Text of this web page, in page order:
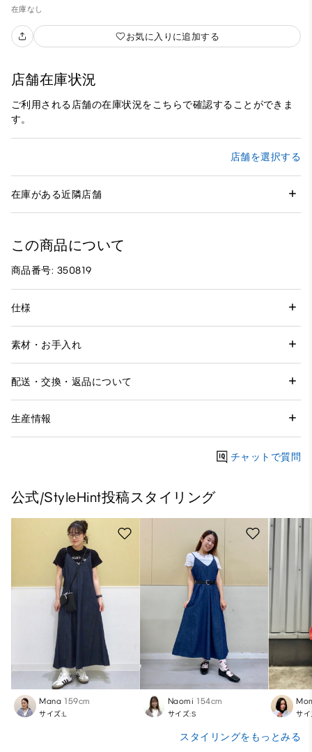
在庫なし
お気に入りに追加する
店舗在庫状況
ご利用される店舗の在庫状況をこちらで確認することができま
す。
店舗を選択する
在庫がある近隣店舗
この商品について
商品番号: 350819
仕様
素材・お手入れ
配送・交換・返品について
生産情報
チャットで質問
公式/StyleHint投稿スタイリング
Mana 159cm
サイズ:L
Naomi 154cm
サイズ:S サ
スタイリングをもっとみる